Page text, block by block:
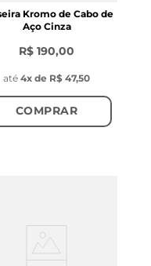
Kromo de Cabo de
Aço Cinza
R$ 190,00
até 4x de R$ 47,50
COMPRAR